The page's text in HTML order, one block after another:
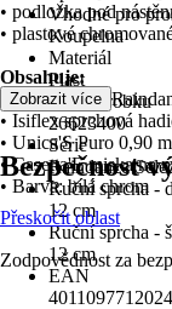
Vhodné pro
Koupelna
Materiál
Plast
Kód výrobku
26623400
Série
Raindance
Ruční sprcha -
12 cm
Ruční sprcha -
12 cm
EAN
4011097712024
• podložka pod
• plastové
Obsahuje:
• ruční sprchu
• Isiflex sprchová
• Unica'S Puro 0,90
• Casetta'E miska na
• Barva: bílá chrom
Zobrazit více
Bezpečnost
Přeskočit oblast
Zodpovědnost za